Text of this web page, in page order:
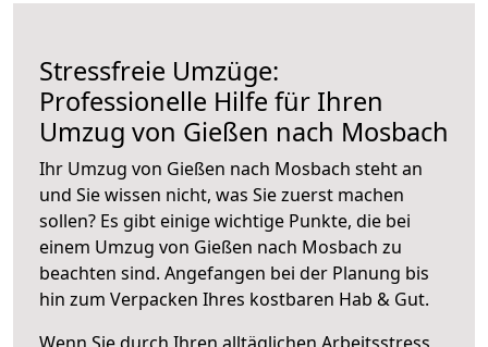
Stressfreie Umzüge:
Professionelle Hilfe für Ihren
Umzug von Gießen nach Mosbach
Ihr Umzug von Gießen nach Mosbach steht an
und Sie wissen nicht, was Sie zuerst machen
sollen? Es gibt einige wichtige Punkte, die bei
einem Umzug von Gießen nach Mosbach zu
beachten sind. Angefangen bei der Planung bis
hin zum Verpacken Ihres kostbaren Hab & Gut.